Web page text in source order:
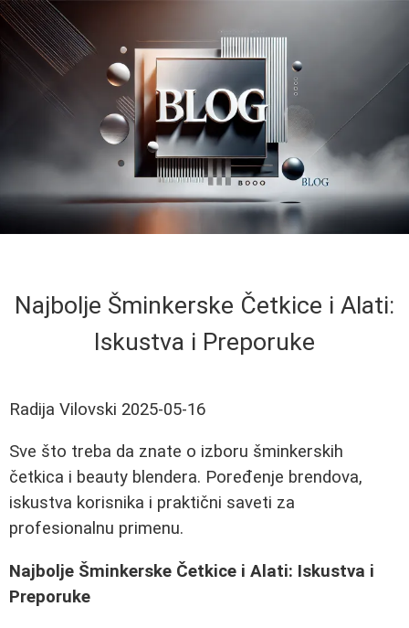
Najbolje Šminkerske Četkice i Alati:
Iskustva i Preporuke
Radija Vilovski 2025-05-16
Sve što treba da znate o izboru šminkerskih
četkica i beauty blendera. Poređenje brendova,
iskustva korisnika i praktični saveti za
profesionalnu primenu.
Najbolje Šminkerske Četkice i Alati: Iskustva i
Preporuke